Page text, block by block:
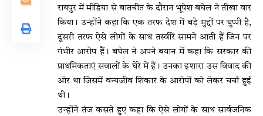
रायपुर में मीडिया से बातचीत के दौरान भूपेश बघेल ने तीखा वार
किया। उन्होंने कहा कि एक तरफ देश में बड़े मुद्दों पर चुप्पी है,
दूसरी तरफ ऐसे लोगों के साथ तस्वीरें सामने आती हैं जिन पर
गंभीर आरोप हैं। बघेल ने अपने बयान में कहा कि सरकार की
प्राथमिकताएं सवालों के घेरे में हैं। उनका इशारा उस विवाद की
ओर था जिसमें वन्यजीव शिकार के आरोपों को लेकर चर्चा हुई
थी।
उन्होंने तंज कसते हुए कहा कि ऐसे लोगों के साथ सार्वजनिक